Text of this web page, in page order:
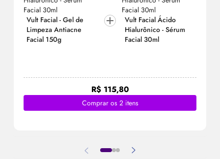
Vult Facial - Gel de
Limpeza Antiacne
Facial 150g
Vult Facial Ácido
Hialurônico - Sérum
Facial 30ml
R$ 115,80
Comprar os 2 itens